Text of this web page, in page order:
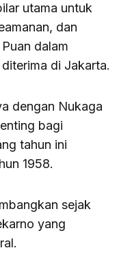
utama untuk
dan
dalam
di Jakarta.
dengan Nukaga
bagi
tahun ini
1958.
sejak
yang